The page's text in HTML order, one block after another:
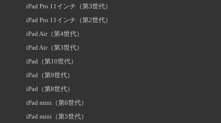
iPad Pro 11インチ（第3世代）
iPad Pro 11インチ（第2世代）
iPad Air（第4世代）
iPad Air（第3世代）
iPad（第10世代）
iPad（第9世代）
iPad（第8世代）
iPad mini（第6世代）
iPad mini（第5世代）